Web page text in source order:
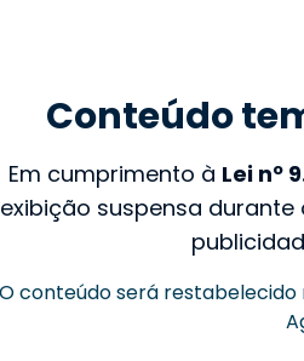
Conteúdo
Em cumprimento à Lei nº
exibição suspensa
O conteúdo será